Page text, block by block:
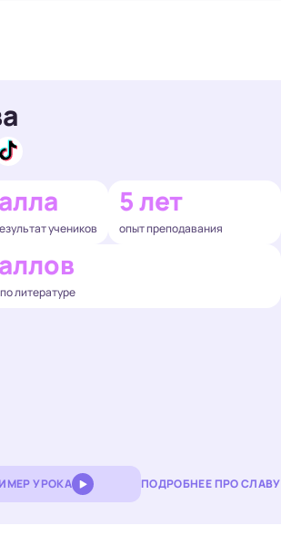
учеников
5 лет
опыт преподавания
литературе
УРОКА ПОДРОБНЕЕ ПРО СЛАВУ